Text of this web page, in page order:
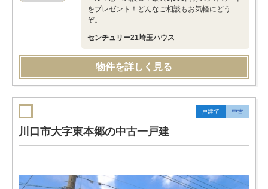
をプレゼント！どんなご相談もお気軽にどう
ぞ。
センチュリー21埼玉ハウス
物件を詳しく見る
戸建て 中古
川口市大字東本郷の中古一戸建